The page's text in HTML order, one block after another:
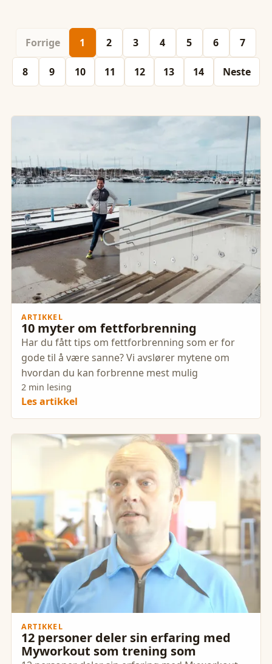
Forrige 1 2 3 4 5 6 7
8 9 10 11 12 13 14 Neste
ARTIKKEL
10 myter om fettforbrenning
Har du fått tips om fettforbrenning som er for
gode til å være sanne? Vi avslører mytene om
hvordan du kan forbrenne mest mulig
2 min lesing
Les artikkel
ARTIKKEL
12 personer deler sin erfaring med
Myworkout som trening som